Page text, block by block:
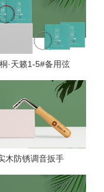
·天籁1-5#备用弦
木防锈调音扳手